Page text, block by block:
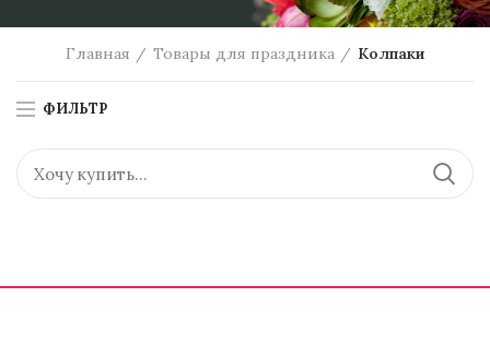
Главная Товары для праздника Колпаки
ФИЛЬТР